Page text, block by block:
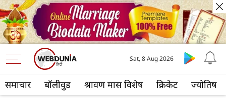
समाचार बॉलीवुड श्रावण मास विशेष क्रिकेट ज्योतिष
Sat, 8 Aug 2026